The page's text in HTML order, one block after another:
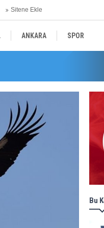
Sitene Ekle
ANKARA SPOR
Bu